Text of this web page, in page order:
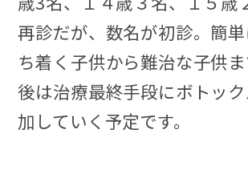
再診だが、数名が初診。簡
ち着く子供から難治な子供
後は治療最終手段にボトッ
加していく予定です。